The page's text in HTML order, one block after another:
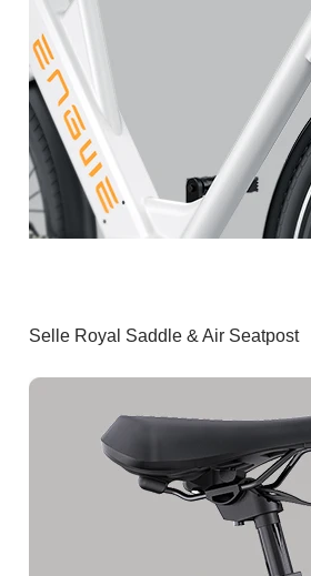
Selle Royal Saddle & Air Seatpost